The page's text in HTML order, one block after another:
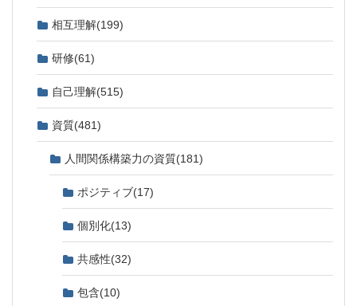
相互理解(199)
研修(61)
自己理解(515)
資質(481)
人間関係構築力の資質(181)
ポジティブ(17)
個別化(13)
共感性(32)
包含(10)